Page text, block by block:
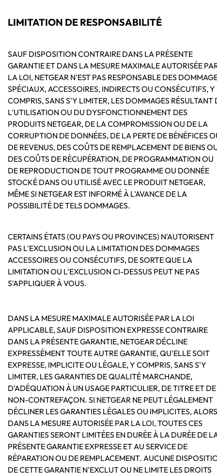
LIMITATION DE RESPONSABILITÉ
SAUF DISPOSITION CONTRAIRE DANS LA PRÉSENTE
GARANTIE ET DANS LA MESURE MAXIMALE AUTORISÉE
LA LOI, NETGEAR N'EST PAS RESPONSABLE DES
SPÉCIAUX, ACCESSOIRES, INDIRECTS OU CONSÉCUTIFS, Y
COMPRIS, SANS S'Y LIMITER, LES DOMMAGES RÉSULTANT
L'UTILISATION OU DU DYSFONCTIONNEMENT DES
PRODUITS NETGEAR, DE LA COMPROMISSION OU DE LA
CORRUPTION DE DONNÉES, DE LA PERTE DE BÉNÉFICES
DE REVENUS, DES COÛTS DE REMPLACEMENT DE BIENS
DES COÛTS DE RÉCUPÉRATION, DE PROGRAMMATION OU
DE REPRODUCTION DE TOUT PROGRAMME OU DONNÉE
STOCKÉ DANS OU UTILISÉ AVEC LE PRODUIT NETGEAR,
MÊME SI NETGEAR EST INFORMÉ À L'AVANCE DE LA
POSSIBILITÉ DE TELS DOMMAGES.
CERTAINS ÉTATS (OU PAYS OU PROVINCES) N'AUTORISENT
PAS L'EXCLUSION OU LA LIMITATION DES DOMMAGES
ACCESSOIRES OU CONSÉCUTIFS, DE SORTE QUE LA
LIMITATION OU L'EXCLUSION CI-DESSUS PEUT NE PAS
S'APPLIQUER À VOUS.
DANS LA MESURE MAXIMALE AUTORISÉE PAR LA LOI
APPLICABLE, SAUF DISPOSITION EXPRESSE CONTRAIRE
DANS LA PRÉSENTE GARANTIE, NETGEAR DÉCLINE
EXPRESSÉMENT TOUTE AUTRE GARANTIE, QU'ELLE SOIT
EXPRESSE, IMPLICITE OU LÉGALE, Y COMPRIS, SANS S'Y
LIMITER, LES GARANTIES DE QUALITÉ MARCHANDE,
D'ADÉQUATION À UN USAGE PARTICULIER, DE TITRE ET DE
NON-CONTREFAÇON. SI NETGEAR NE PEUT LÉGALEMENT
DÉCLINER LES GARANTIES LÉGALES OU IMPLICITES, ALORS
DANS LA MESURE AUTORISÉE PAR LA LOI, TOUTES CES
GARANTIES SERONT LIMITÉES EN DURÉE À LA DURÉE DE
PRÉSENTE GARANTIE EXPRESSE ET AU SERVICE DE
RÉPARATION OU DE REMPLACEMENT. AUCUNE
DE CETTE GARANTIE N'EXCLUT OU NE LIMITE LES DROITS